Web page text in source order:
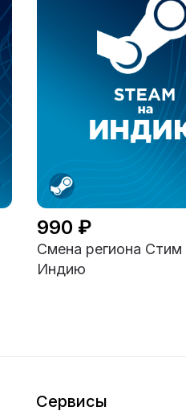
990 ₽
Смена региона Стим
Индию
Сервисы